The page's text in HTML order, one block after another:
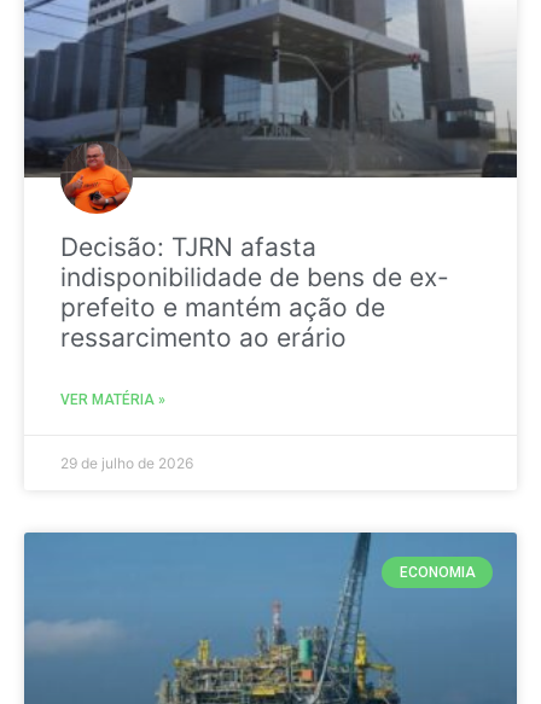
Decisão: TJRN afasta
indisponibilidade de bens de ex-
prefeito e mantém ação de
ressarcimento ao erário
VER MATÉRIA »
29 de julho de 2026
ECONOMIA